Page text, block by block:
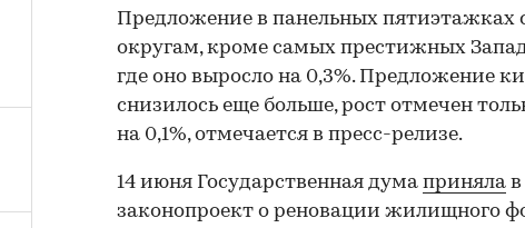
Предложение в панельных пятиэтажках
округам, кроме самых престижных
где оно выросло на 0,3%. Предложение
снизилось еще больше, рост отмечен
на 0,1%, отмечается в пресс-релизе.
14 июня Государственная дума приняла
законопроект о реновации жилищного